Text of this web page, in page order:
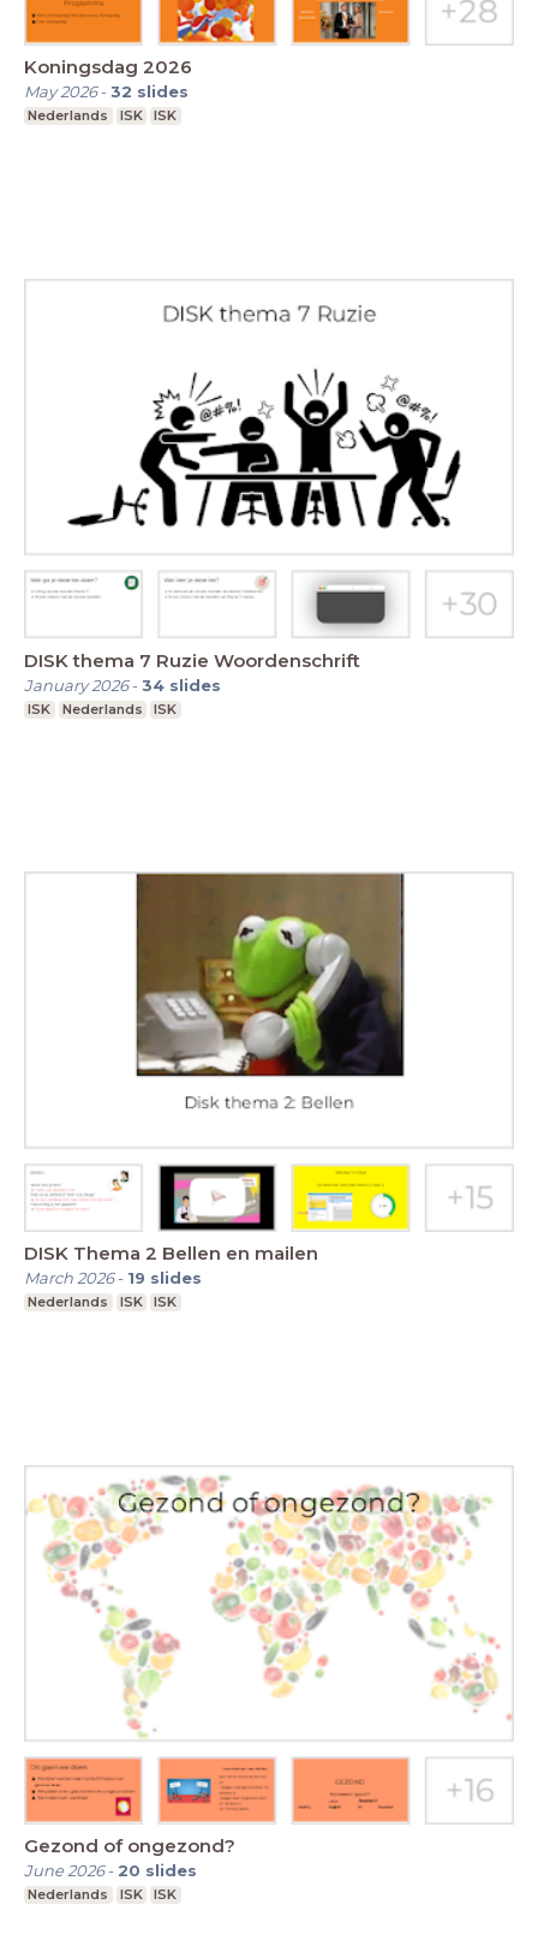
Koningsdag 2026
May 2026-32 slides
Nederlands ISK ISK
DISK thema 7 Ruzie Woordenschrift
January 2026-34 slides
ISK Nederlands ISK
DISK Thema 2 Bellen en mailen
March 2026- 19 slides
Nederlands ISK ISK
Gezond of ongezond?
June 2026- 20 slides
Nederlands ISK ISK